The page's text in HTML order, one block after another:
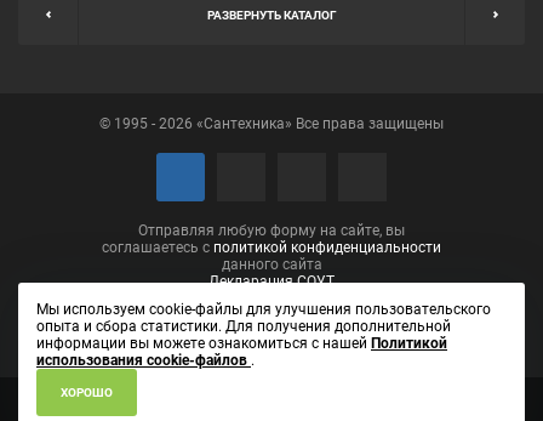
Мыльницы
Полотенцедержатели
Сушилки для белья
Пробки для ванн
РАЗВЕРНУТЬ КАТАЛОГ
© 1995 - 2026 «Сантехника» Все права защищены
Отправляя любую форму на сайте, вы
соглашаетесь с политикой конфиденциальности
данного сайта
Декларация СОУТ
ИП Лаптева Елена Вениаминовна ОГРН 304434531001090
Кировская область, город Киров, ул. Пролетарская, д. 14, кв. 46
Мы используем cookie-файлы для улучшения пользовательского
опыта и сбора статистики. Для получения дополнительной
информации вы можете ознакомиться с нашей Политикой
использования cookie-файлов .
ХОРОШО